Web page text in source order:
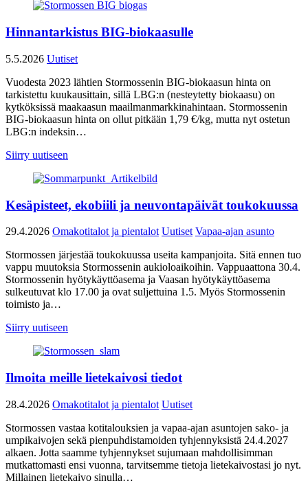
Hinnantarkistus BIG-biokaasulle
5.5.2026 Uutiset
Vuodesta 2023 lähtien Stormossenin BIG-biokaasun hinta on
tarkistettu kuukausittain, sillä LBG:n (nesteytetty biokaasu) on
kytköksissä maakaasun maailmanmarkkinahintaan. Stormossenin
BIG-biokaasun hinta on ollut pitkään 1,79 €/kg, mutta nyt ostetun
LBG:n indeksin…
Siirry uutiseen
Kesäpisteet, ekobiili ja neuvontapäivät toukokuussa
29.4.2026 Omakotitalot ja pientalot Uutiset Vapaa-ajan asunto
Stormossen järjestää toukokuussa useita kampanjoita. Sitä ennen tuo
vappu muutoksia Stormossenin aukioloaikoihin. Vappuaattona 30.4.
Stormossenin hyötykäyttöasema ja Vaasan hyötykäyttöasema
sulkeutuvat klo 17.00 ja ovat suljettuina 1.5. Myös Stormossenin
toimisto ja…
Siirry uutiseen
Ilmoita meille lietekaivosi tiedot
28.4.2026 Omakotitalot ja pientalot Uutiset
Stormossen vastaa kotitalouksien ja vapaa-ajan asuntojen sako- ja
umpikaivojen sekä pienpuhdistamoiden tyhjennyksistä 24.4.2027
alkaen. Jotta saamme tyhjennykset sujumaan mahdollisimman
mutkattomasti ensi vuonna, tarvitsemme tietoja lietekaivostasi jo nyt.
Millainen lietekaivo sinulla…